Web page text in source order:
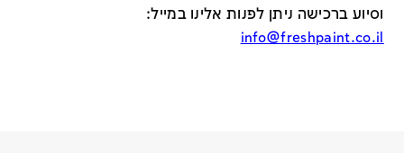
וסיוע ברכישה ניתן לפנות אלינו במייל:
info@freshpaint.co.il